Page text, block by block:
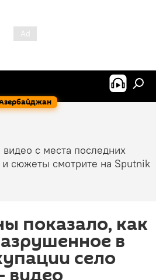
с места последних
сюжеты смотрите на Sputnik
показало, как
в
село